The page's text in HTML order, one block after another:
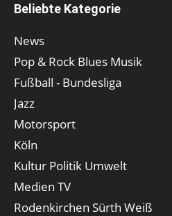
Beliebte Kategorie
News
Pop & Rock Blues Musik
Fußball - Bundesliga
Jazz
Motorsport
Köln
Kultur Politik Umwelt
Medien TV
Rodenkirchen Sürth Weiß